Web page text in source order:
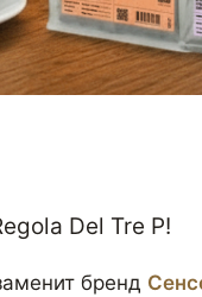
Del Tre P!
бренд